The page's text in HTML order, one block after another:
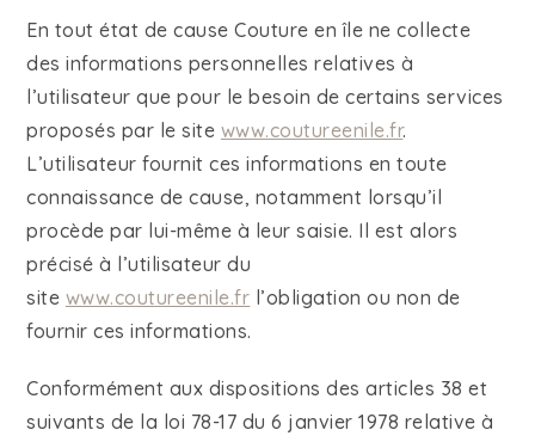
En tout état de cause Couture en île ne collecte
des informations personnelles relatives à
l’utilisateur que pour le besoin de certains services
proposés par le site www.coutureenile.fr.
L’utilisateur fournit ces informations en toute
connaissance de cause, notamment lorsqu’il
procède par lui-même à leur saisie. Il est alors
précisé à l’utilisateur du
site www.coutureenile.fr l’obligation ou non de
fournir ces informations.
Conformément aux dispositions des articles 38 et
suivants de la loi 78-17 du 6 janvier 1978 relative à